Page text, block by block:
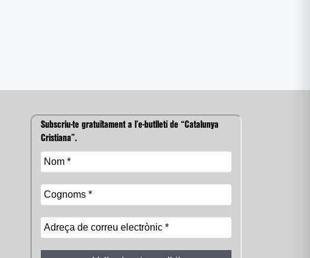
Subscriu-te gratuïtament a l’e-butlletí de “Catalunya
Cristiana”.